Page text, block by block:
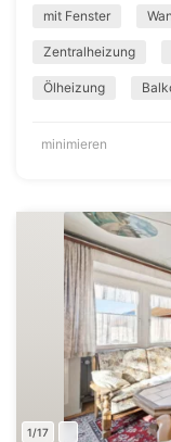
mit Fenster
Zentralheizung
Ölheizung
minimieren
1/17